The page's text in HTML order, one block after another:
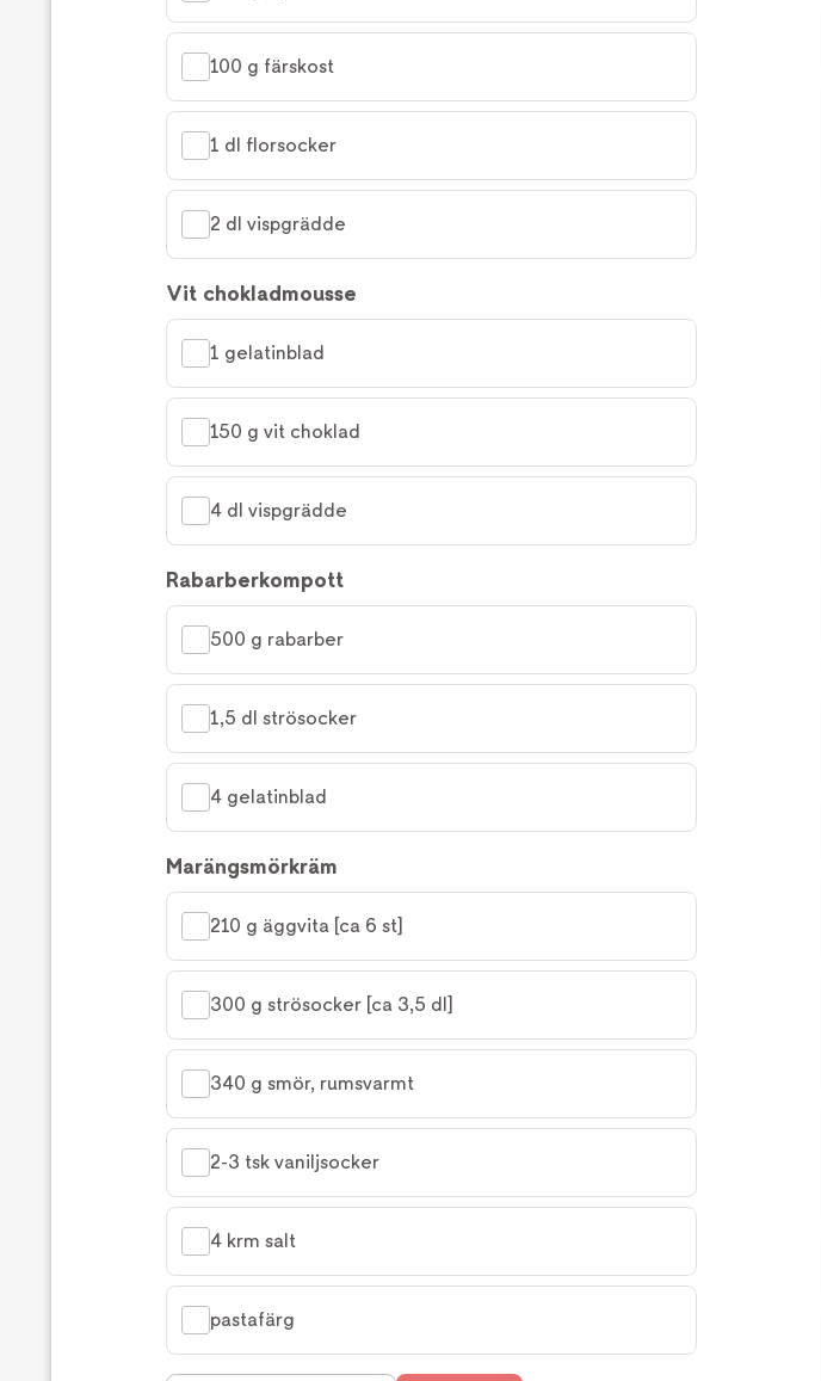
100 g färskost
1 dl florsocker
2 dl vispgrädde
Vit chokladmousse
1 gelatinblad
150 g vit choklad
4 dl vispgrädde
Rabarberkompott
500 g rabarber
1,5 dl strösocker
4 gelatinblad
Marängsmörkräm
210 g äggvita [ca 6 st]
300 g strösocker [ca 3,5 dl]
340 g smör, rumsvarmt
2-3 tsk vaniljsocker
4 krm salt
pastafärg